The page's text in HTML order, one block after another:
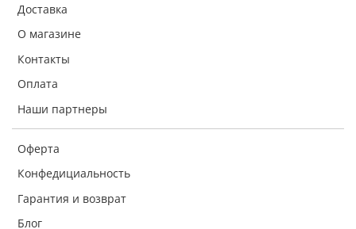
Самодиагностика
Функция Отпуск
Звуковая сигнализация при незакрытой двери
Уровень шума: 42 дБ
Перенавешиваемые двери
Доставка
О магазине
Контакты
Оплата
Наши партнеры
Оферта
Конфедициальность
Гарантия и возврат
Блог